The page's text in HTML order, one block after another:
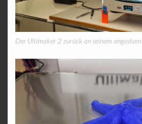
Der Ultimaker 2 zurück an seinem